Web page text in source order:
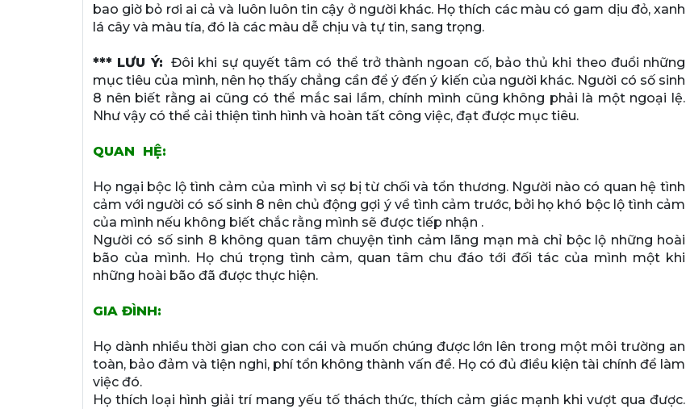
bao giờ bỏ rơi ai cả và luôn luôn tin cậy ở người khác. Họ thích các màu có gam dịu đỏ, xanh
lá cây và màu tía, đó là các màu dễ chịu và tự tin, sang trọng.
*** LƯU Ý: Đôi khi sự quyết tâm có thể trở thành ngoan cố, bảo thủ khi theo đuổi những
mục tiêu của mình, nên họ thấy chẳng cần để ý đến ý kiến của người khác. Người có số sinh
8 nên biết rằng ai cũng có thể mắc sai lầm, chính mình cũng không phải là một ngoại lệ.
Như vậy có thể cải thiện tình hình và hoàn tất công việc, đạt được mục tiêu.
QUAN HỆ:
Họ ngại bộc lộ tình cảm của mình vì sợ bị từ chối và tổn thương. Người nào có quan hệ tình
cảm với người có số sinh 8 nên chủ động gợi ý về tình cảm trước, bởi họ khó bộc lộ tình cảm
của mình nếu không biết chắc rằng mình sẽ được tiếp nhận .
Người có số sinh 8 không quan tâm chuyện tình cảm lãng mạn mà chỉ bộc lộ những hoài
bão của mình. Họ chú trọng tình cảm, quan tâm chu đáo tới đối tác của mình một khi
những hoài bão đã được thực hiện.
GIA ĐÌNH:
Họ dành nhiều thời gian cho con cái và muốn chúng được lớn lên trong một môi trường an
toàn, bảo đảm và tiện nghi, phí tổn không thành vấn đề. Họ có đủ điều kiện tài chính để làm
việc đó.
Họ thích loại hình giải trí mang yếu tố thách thức, thích cảm giác mạnh khi vượt qua được.